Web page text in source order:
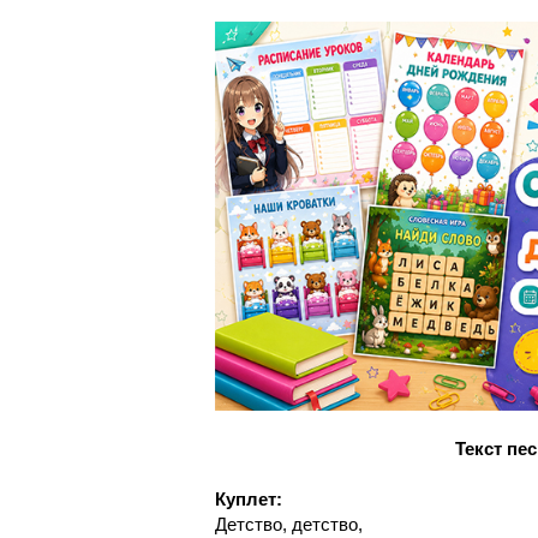
Текст
Куплет:
Детство, детство,